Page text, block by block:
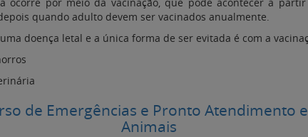
quando adulto devem ser vacinados anualmente.
doença letal e a única forma de ser evitada é com a
de Emergências e Pronto Atendimento
Animais